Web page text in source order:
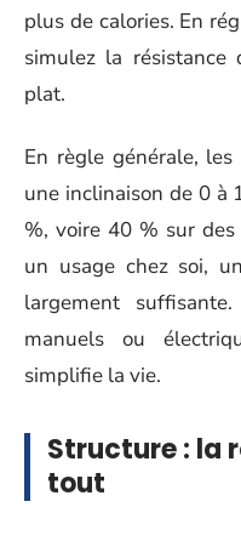
plus de calories. En
simulez la résistance
plat.
En règle générale,
une inclinaison de 0 à
%, voire 40 % sur
un usage chez soi,
largement
manuels ou
simplifie la vie.
Structure : la
tout